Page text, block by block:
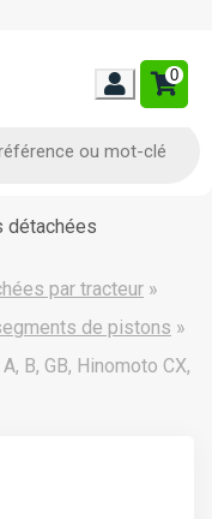
0
détachées
par tracteur »
de pistons »
B, GB, Hinomoto CX,